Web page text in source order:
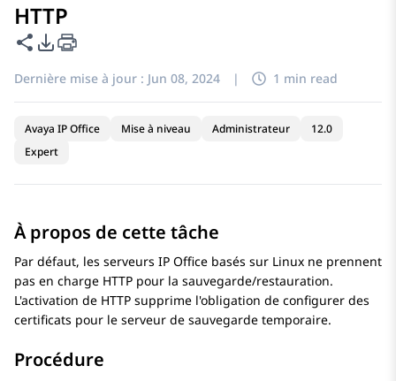
HTTP
Partager cette page
Options d'exportation PDF
Dernière mise à jour : Jun 08, 2024 | 1 min read
Avaya IP Office Mise à niveau Administrateur
12.0
Expert
À propos de cette tâche
Par défaut, les serveurs IP Office basés sur Linux ne prennent
pas en charge HTTP pour la sauvegarde/restauration.
L'activation de HTTP supprime l'obligation de configurer des
certificats pour le serveur de sauvegarde temporaire.
Procédure